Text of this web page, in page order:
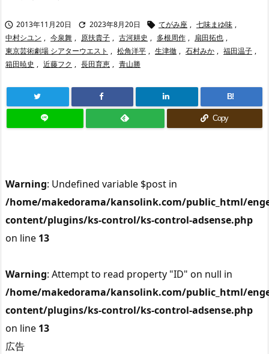
 2013年11月20日  2023年8月20日  てがみ座 , 七味まゆ味 ,
中村シユン , 今泉舞 , 原扶貴子 , 古河耕史 , 多根周作 , 扇田拓也 ,
東京芸術劇場 シアターウエスト , 松角洋平 , 生津徹 , 石村みか , 福田温子 ,
箱田暁史 , 近藤フク , 長田育恵 , 青山勝
B!
Copy
Warning: Undefined variable $post in
/home/makedorama/kansolink.com/public_html/
content/plugins/ks-control/ks-control-adsense.php
on line 13
Warning: Attempt to read property "ID" on null in
/home/makedorama/kansolink.com/public_html/
content/plugins/ks-control/ks-control-adsense.php
on line 13
広告